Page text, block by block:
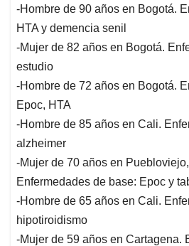
-Hombre de 90 años en Bogotá.
HTA y demencia senil
-Mujer de 82 años en Bogotá.
estudio
-Hombre de 72 años en Bogotá.
Epoc, HTA
-Hombre de 85 años en Cali.
alzheimer
-Mujer de 70 años en
Enfermedades de base: Epoc y
-Hombre de 65 años en Cali.
hipotiroidismo
-Mujer de 59 años en Cartagena.